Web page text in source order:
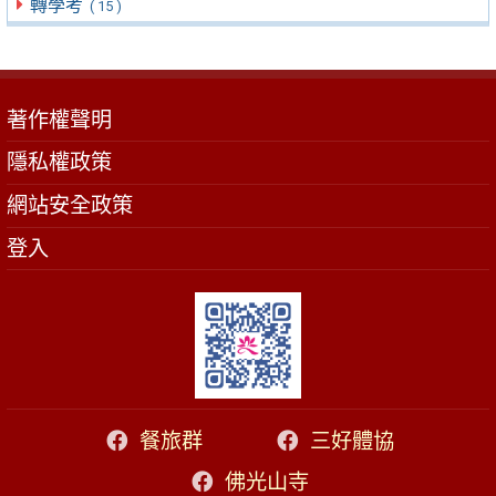
轉學考 ( 15 )
著作權聲明
隱私權政策
網站安全政策
登入
餐旅群
三好體協
佛光山寺